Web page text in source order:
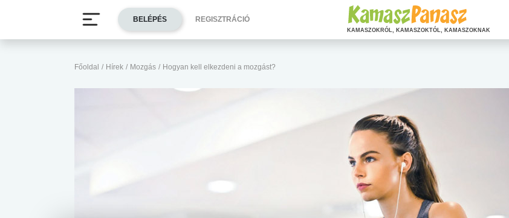
Főoldal / Hírek / Mozgás / Hogyan kell elkezdeni a mozgást?
BELÉPÉS REGISZTRÁCIÓ
KAMASZOKRÓL, KAMASZOKTÓL, KAMASZOKNAK